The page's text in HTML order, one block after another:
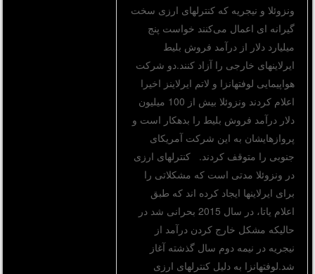
ونزوئلا و نیجریه که کنترلهای ارزی سخت
گیرانه ای اعمال می‌کنند خواست پنج
میلیارد دلار از درآمد فروش بلیط
ایرلاینهای خارجی را آزاد کنند.دو شرکت
هواپیمایی لوفتهانزا و لاتم ایرلاینز اخیرا
اعلام کردند ونزوئلا بیش از 100 میلیون
دلار درآمد فروش بلیط را بدهکار است و
پروازهایشان به این شرکت آمریکای
جنوبی را متوقف کردند. کنترلهای ارزی
در ونزوئلا مدتی است که مشکلاتی را
برای ایرلاینها ایجاد کرده اند که طبق
اعلام یاتا، در سال 2015 بحرانی شد در
حالیکه مشکل خارج کردن درآمد از
نیجریه در نیمه دوم سال گذشته آغاز
شد.لوفتهانزا به دلیل کنترلهای ارزی